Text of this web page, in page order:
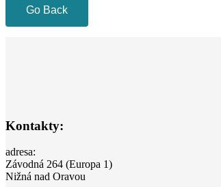
Go Back
Kontakty:
adresa:
Závodná 264 (Europa 1)
Nižná nad Oravou